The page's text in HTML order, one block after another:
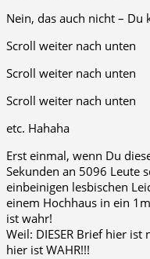
Nein, das auch nicht – Du
Scroll weiter nach unten
Scroll weiter nach unten
Scroll weiter nach unten
etc. Hahaha
Erst einmal, wenn Du
Sekunden an 5096 Leute
einbeinigen lesbischen
einem Hochhaus in ein
ist wahr!
Weil: DIESER Brief hier ist
hier ist WAHR!!!